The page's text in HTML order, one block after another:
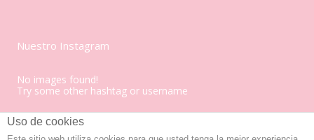
Nuestro Instagram
No images found!
Try some other hashtag or username
Uso de cookies